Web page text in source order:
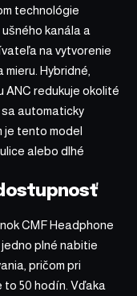
technológie
kanála a
na vytvorenie
Hybridné,
redukuje okolité
sa automaticky
je tento model
alebo dlhé
CMF Headphone
jedno plné nabitie
pričom pri
to 50 hodín. Vďaka